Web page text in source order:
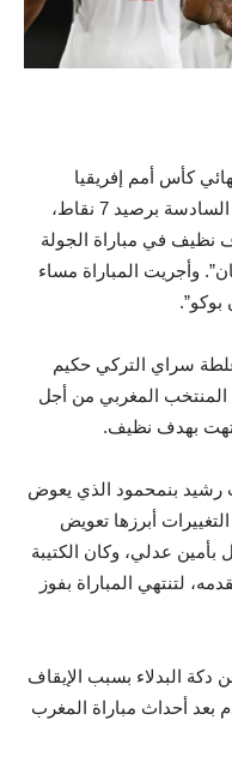
كأس أمم إفريقيا
الكوت ديفوار 2023 متصدرا المجموعة السادسة برصيد 7 نقاط،
نظيف في مباراة الجولة
وأجريت المباراة مساء
بوكو”.
سراي التركي حكيم
وتواصل ضغط المنتخب المغربي من أجل
بهدف نظيف.
رشيد بنمحمود الذي يعوض
أبرزها تعويض
عدلي، وكان الكتيبة
لتنتهي المباراة بفوز
دكة البدلاء بسبب الإيقاف
بعد أحداث مباراة المغرب